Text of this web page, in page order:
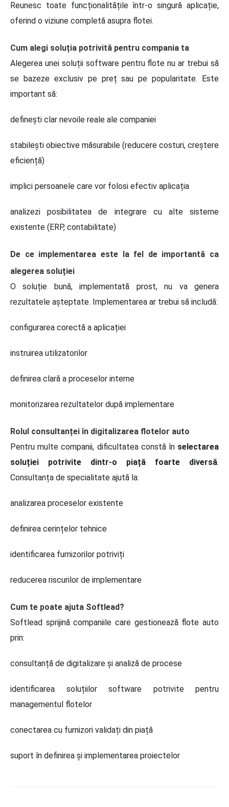
Reunesc toate funcționalitățile într-o singură aplicație,
oferind o viziune completă asupra flotei.
Cum alegi soluția potrivită pentru compania ta
Alegerea unei soluții software pentru flote nu ar trebui să
se bazeze exclusiv pe preț sau pe popularitate. Este
important să:
definești clar nevoile reale ale companiei
stabilești obiective măsurabile (reducere costuri, creștere
eficiență)
implici persoanele care vor folosi efectiv aplicația
analizezi posibilitatea de integrare cu alte sisteme
existente (ERP, contabilitate)
De ce implementarea este la fel de importantă ca
alegerea soluției
O soluție bună, implementată prost, nu va genera
rezultatele așteptate. Implementarea ar trebui să includă:
configurarea corectă a aplicației
instruirea utilizatorilor
definirea clară a proceselor interne
monitorizarea rezultatelor după implementare
Rolul consultanței în digitalizarea flotelor auto
Pentru multe companii, dificultatea constă în selectarea
soluției potrivite dintr-o piață foarte diversă.
Consultanța de specialitate ajută la:
analizarea proceselor existente
definirea cerințelor tehnice
identificarea furnizorilor potriviți
reducerea riscurilor de implementare
Cum te poate ajuta Softlead?
Softlead sprijină companiile care gestionează flote auto
prin:
consultanță de digitalizare și analiză de procese
identificarea soluțiilor software potrivite pentru
managementul flotelor
conectarea cu furnizori validați din piață
suport în definirea și implementarea proiectelor